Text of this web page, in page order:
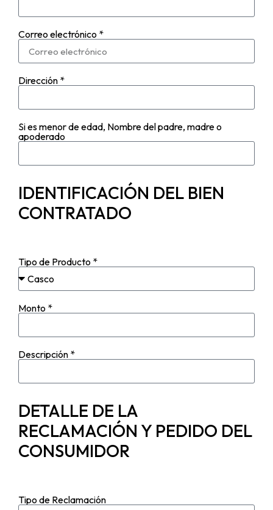
Correo electrónico *
Dirección *
Si es menor de edad, Nombre del padre, madre o
apoderado
IDENTIFICACIÓN DEL BIEN
CONTRATADO
Tipo de Producto *
Monto *
Descripción *
DETALLE DE LA
RECLAMACIÓN Y PEDIDO DEL
CONSUMIDOR
Tipo de Reclamación